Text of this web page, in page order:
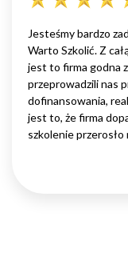
Jesteśmy bardzo
Warto Szkolić. Z
jest to firma godna
przeprowadzili nas
dofinansowania,
jest to, że firma
szkolenie